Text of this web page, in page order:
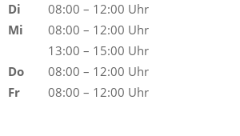
Di
08:00 – 12:00 Uhr
Mi
08:00 – 12:00 Uhr
13:00 – 15:00 Uhr
Do
08:00 – 12:00 Uhr
Fr
08:00 – 12:00 Uhr